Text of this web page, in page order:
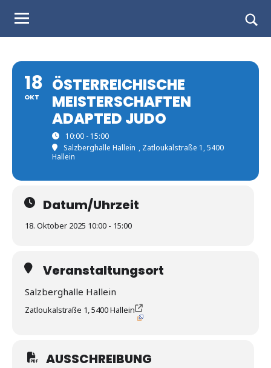
Judo
Landesverband
Salzburg
form
18
OKT
ÖSTERREICHISCHE
MEISTERSCHAFTEN
ADAPTED JUDO
10:00 - 15:00
Salzberghalle Hallein , Zatloukalstraße 1, 5400
Hallein
Datum/Uhrzeit
18. Oktober 2025 10:00 - 15:00
Veranstaltungsort
Salzberghalle Hallein
Zatloukalstraße 1, 5400 Hallein
AUSSCHREIBUNG